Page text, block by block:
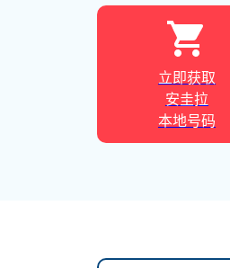
立即获取
安圭拉
本地号码